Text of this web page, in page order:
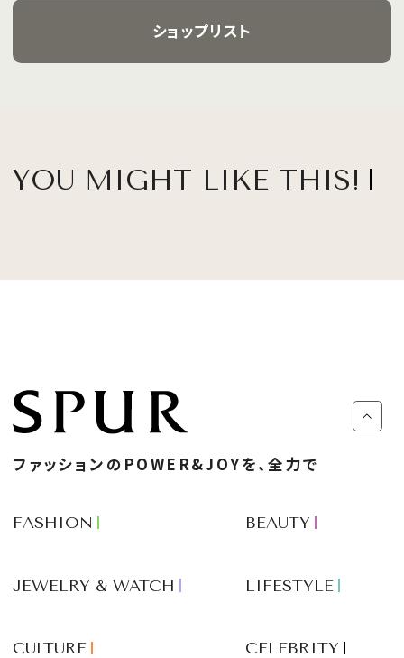
ショップリスト
YOU MIGHT LIKE THIS!
ファッションのPOWER&JOYを、全力で
FASHION BEAUTY
JEWELRY & WATCH LIFESTYLE
CULTURE CELEBRITY